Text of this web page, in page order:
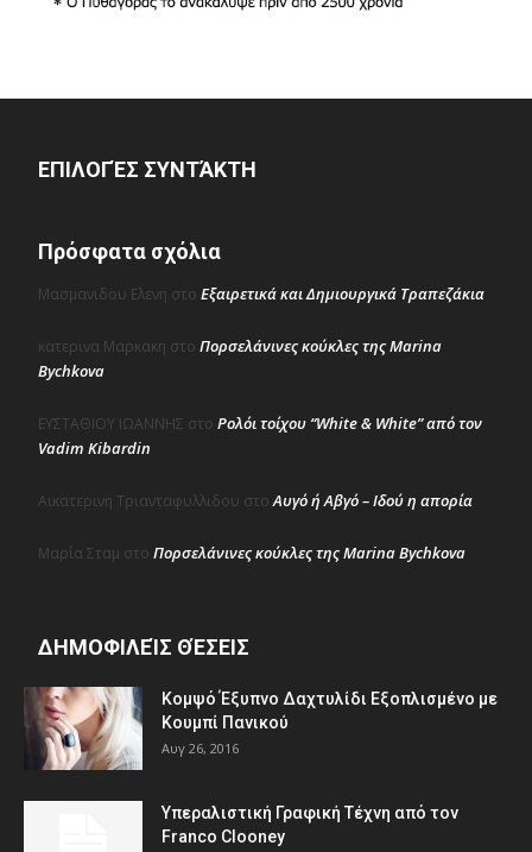
ΕΠΙΛΟΓΈΣ ΣΥΝΤΆΚΤΗ
Πρόσφατα σχόλια
Μασμανιδου Ελενη στο Εξαιρετικά και Δημιουργικά Τραπεζάκια
κατερινα Μαρκακη στο Πορσελάνινες κούκλες της Marina
Bychkova
ΕΥΣΤΑΘΙΟΥ ΙΩΑΝΝΗΣ στο Ρολόι τοίχου “White & White” από τον
Vadim Kibardin
Αικατερινη Τριανταφυλλιδου στοΑυγό ή Αβγό – Ιδού η απορία
Μαρία Σταμ στο Πορσελάνινες κούκλες της Marina Bychkova
ΔΗΜΟΦΙΛΕΊΣ ΘΈΣΕΙΣ
Κομψό Έξυπνο Δαχτυλίδι Εξοπλισμένο με
Κουμπί Πανικού
Αυγ 26, 2016
Υπεραλιστική Γραφική Τέχνη από τον
Franco Clooney